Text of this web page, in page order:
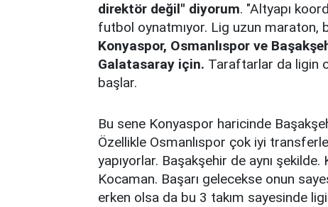
direktör değil" diyorum. "Altyapı
futbol oynatmıyor. Lig uzun maraton,
Konyaspor, Osmanlıspor ve
Galatasaray için. Taraftarlar da ligin
başlar.
Bu sene Konyaspor haricinde
Özellikle Osmanlıspor çok iyi
yapıyorlar. Başakşehir de aynı
Kocaman. Başarı gelecekse onun
erken olsa da bu 3 takım sayesinde